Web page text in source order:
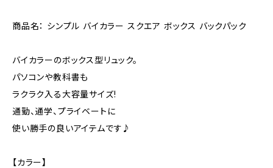
商品名： シンプル バイカラー スクエア ボックス バックパック
バイカラーのボックス型リュック。
パソコンや教科書も
ラクラク入る大容量サイズ!
通勤、通学、プライベートに
使い勝手の良いアイテムです♪
【カラー】